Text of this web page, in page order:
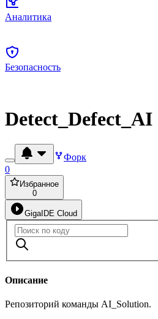
Аналитика
Безопасность
Detect_Defect_AI
Форк
0
Избранное
0
GigaIDE Cloud
Описание
Репозиторий команды AI_Solution.